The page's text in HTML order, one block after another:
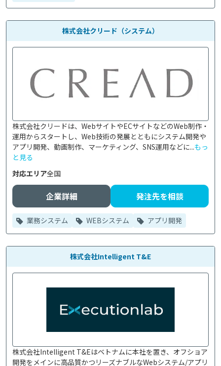
株式会社クリード（システム）
株式会社クリードは、WebサイトやECサイトなどのWeb制作・
運用からスタートし、Web技術の発展とともにシステム開発や
アプリ開発、動画制作、マーケティング、SNS運用などに...もっ
と見る
対応エリア全国
企業詳細 発注先を相談
業務システム WEBシステム アプリ開発
株式会社Intelligent T&E
株式会社Intelligent T&Eはベトナムに本社を置き、オフショア
開発をメインに高品質かつリーズナブルなWebシステム/アプリ